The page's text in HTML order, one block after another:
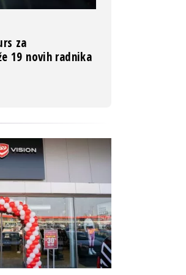
za
19 novih radnika